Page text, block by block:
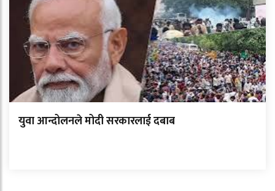
युवा आन्दोलनले मोदी सरकारलाई दबाब